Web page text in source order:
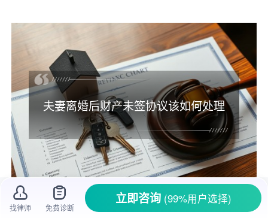
夫妻离婚后财产未签协议该如何处理
离婚本就是一件让人伤神的事，如果离婚后
找律师 免费诊断
立即咨询 (99%用户选择)